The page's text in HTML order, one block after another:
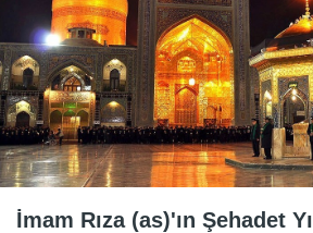
İmam Rıza (as)'ın Şehadet